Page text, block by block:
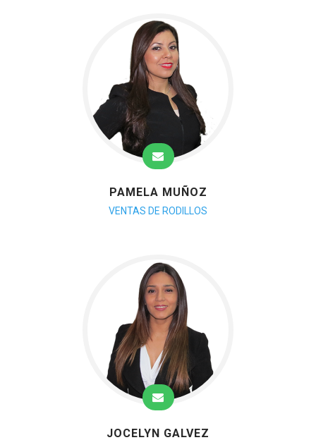
PAMELA MUÑOZ
VENTAS DE RODILLOS
JOCELYN GALVEZ